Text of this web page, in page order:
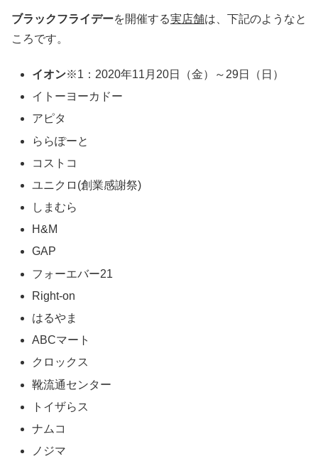
ブラックフライデーを開催する実店舗は、下記のようなと
ころです。
イオン※1：2020年11月20日（金）～29日（日）
イトーヨーカドー
アピタ
ららぽーと
コストコ
ユニクロ(創業感謝祭)
しまむら
H&M
GAP
フォーエバー21
Right-on
はるやま
ABCマート
クロックス
靴流通センター
トイザらス
ナムコ
ノジマ